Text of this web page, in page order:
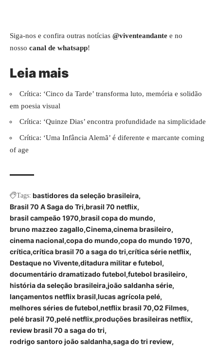
Siga-nos e confira outras notícias @viventeandante e no
nosso canal de whatsapp!
Leia mais
Crítica: ‘Cinco da Tarde’ transforma luto, memória e solidão
em poesia visual
Crítica: ‘Quinze Dias’ encontra profundidade na simplicidade
Crítica: ‘Uma Infância Alemã’ é diferente e marcante coming
of age
Tags: bastidores da seleção brasileira
Brasil 70 A Saga do Tri brasil 70 netflix
brasil campeão 1970 brasil copa do mundo
bruno mazzeo zagallo Cinema cinema brasileiro
cinema nacional copa do mundo copa do mundo 1970
crítica crítica brasil 70 a saga do tri crítica série netflix
Destaque no Vivente ditadura militar e futebol
documentário dramatizado futebol futebol brasileiro
história da seleção brasileira joão saldanha série
lançamentos netflix brasil lucas agrícola pelé
melhores séries de futebol netflix brasil 70 O2 Filmes
pelé brasil 70 pelé netflix produções brasileiras netflix
review brasil 70 a saga do tri
rodrigo santoro joão saldanha saga do tri review